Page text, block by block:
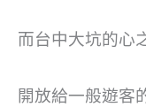
而台中大坑的心
開放給一般遊客